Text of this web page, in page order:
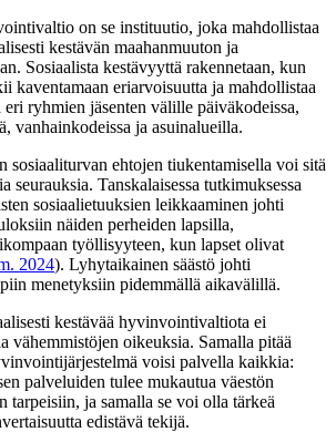
on se instituutio, joka mahdollistaa
kestävän maahanmuuton ja
Sosiaalista kestävyyttä rakennetaan, kun
kaventamaan eriarvoisuutta ja mahdollistaa
ryhmien jäsenten välille päiväkodeissa,
vanhainkodeissa ja asuinalueilla.
sosiaaliturvan ehtojen tiukentamisella voi sitä
seurauksia. Tanskalaisessa tutkimuksessa
sosiaalietuuksien leikkaaminen johti
näiden perheiden lapsilla,
työllisyyteen, kun lapset olivat
2024). Lyhytaikainen säästö johti
menetyksiin pidemmällä aikavälillä.
kestävää hyvinvointivaltiota ei
vähemmistöjen oikeuksia. Samalla pitää
voisi palvella kaikkia:
palveluiden tulee mukautua väestön
tarpeisiin, ja samalla se voi olla tärkeä
edistävä tekijä.